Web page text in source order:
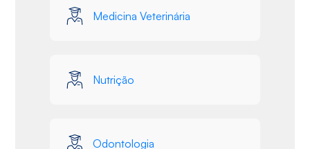
Medicina Veterinária
Nutrição
Odontologia